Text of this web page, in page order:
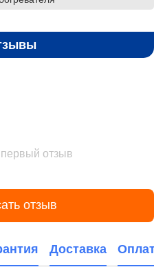
отзыв
отзыв
Доставка Оплата